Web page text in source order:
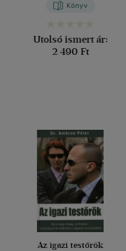
Könyv
Utolsó ismert ár:
2 490 Ft
Az igazi testőrök